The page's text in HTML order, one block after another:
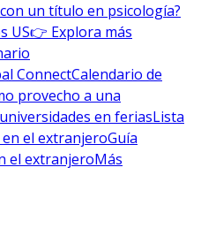
un título en psicología?
US👉 Explora más
ConnectCalendario de
provecho a una
en feriasLista
el extranjeroGuía
el extranjeroMás